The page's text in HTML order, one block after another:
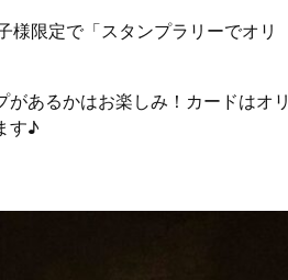
様限定で「スタンプラリーでオリ
あるかはお楽しみ！カードはオリ
す♪